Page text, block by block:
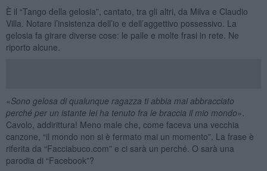
È il “Tango della gelosia”, cantato, tra gli altri, da Milva e Claudio
Villa. Notare l’insistenza dell’io e dell’aggettivo possessivo. La
gelosia fa girare diverse cose: le palle e molte frasi in rete. Ne
riporto alcune.
«Sono gelosa di qualunque ragazza ti abbia mai abbracciato
perché per un istante lei ha tenuto fra le braccia il mio mondo»
Cavolo, addirittura! Meno male che, come faceva una vecchia
canzone, “il mondo non si è fermato mai un momento”. La frase è
riferita da “Facciabuco.com” e ci sarà un perché. O sarà una
parodia di “Facebook”?